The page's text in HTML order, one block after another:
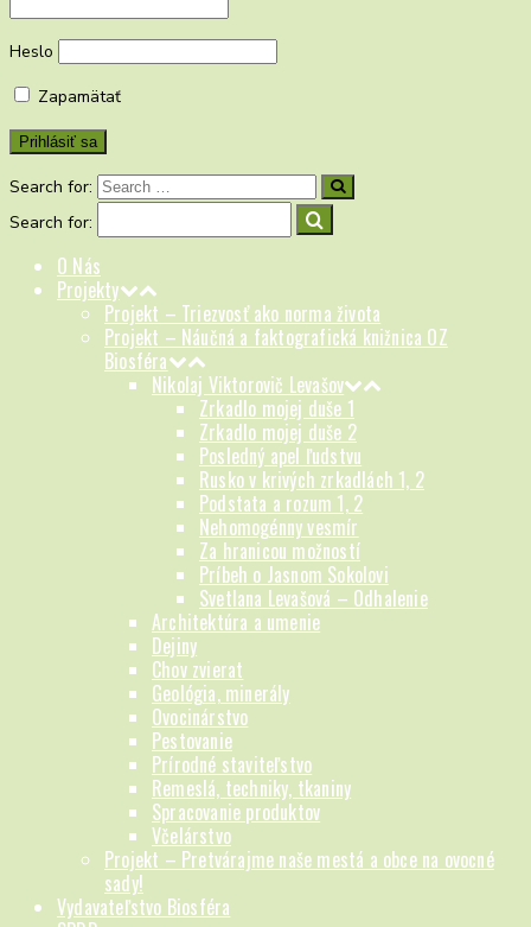
Heslo
Zapamätať
Search for:
Search for:
O Nás
Projekty
Projekt – Triezvosť ako norma života
Projekt – Náučná a faktografická knižnica OZ
Biosféra
Nikolaj Viktorovič Levašov
Zrkadlo mojej duše 1
Zrkadlo mojej duše 2
Posledný apel ľudstvu
Rusko v krivých zrkadlách 1, 2
Podstata a rozum 1, 2
Nehomogénny vesmír
Za hranicou možností
Príbeh o Jasnom Sokolovi
Svetlana Levašová – Odhalenie
Architektúra a umenie
Dejiny
Chov zvierat
Geológia, minerály
Ovocinárstvo
Pestovanie
Prírodné staviteľstvo
Remeslá, techniky, tkaniny
Spracovanie produktov
Včelárstvo
Projekt – Pretvárajme naše mestá a obce na ovocné
sady!
Vydavateľstvo Biosféra